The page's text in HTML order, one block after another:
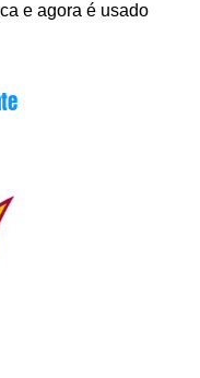
e agora é usado